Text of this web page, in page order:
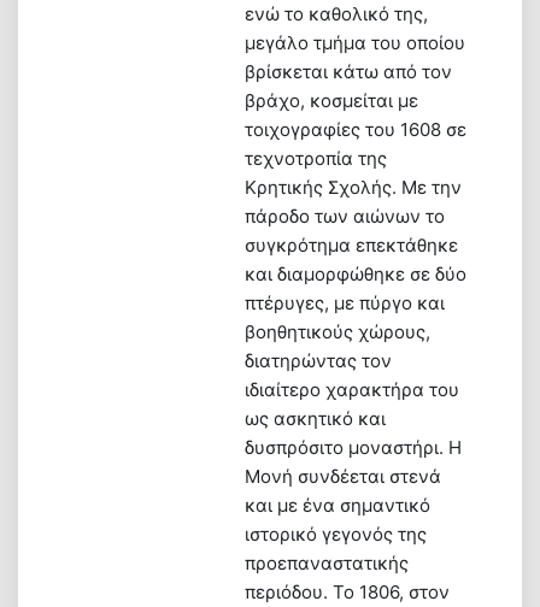
ενώ το καθολικό της,
μεγάλο τμήμα του οποίου
βρίσκεται κάτω από τον
βράχο, κοσμείται με
τοιχογραφίες του 1608 σε
τεχνοτροπία της
Κρητικής Σχολής. Με την
πάροδο των αιώνων το
συγκρότημα επεκτάθηκε
και διαμορφώθηκε σε δύο
πτέρυγες, με πύργο και
βοηθητικούς χώρους,
διατηρώντας τον
ιδιαίτερο χαρακτήρα του
ως ασκητικό και
δυσπρόσιτο μοναστήρι. Η
Μονή συνδέεται στενά
και με ένα σημαντικό
ιστορικό γεγονός της
προεπαναστατικής
περιόδου. Το 1806, στον